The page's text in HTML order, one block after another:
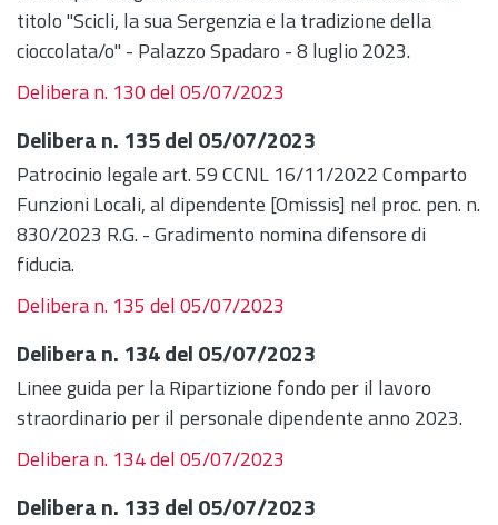
titolo "Scicli, la sua Sergenzia e la tradizione della
cioccolata/o" - Palazzo Spadaro - 8 luglio 2023.
Delibera n. 130 del 05/07/2023
Delibera n. 135 del 05/07/2023
Patrocinio legale art. 59 CCNL 16/11/2022 Comparto
Funzioni Locali, al dipendente [Omissis] nel proc. pen. n.
830/2023 R.G. - Gradimento nomina difensore di
fiducia.
Delibera n. 135 del 05/07/2023
Delibera n. 134 del 05/07/2023
Linee guida per la Ripartizione fondo per il lavoro
straordinario per il personale dipendente anno 2023.
Delibera n. 134 del 05/07/2023
Delibera n. 133 del 05/07/2023